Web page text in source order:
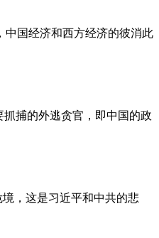
中国经济和西方经济的彼消此
捕的外逃贪官，即中国的政
，这是习近平和中共的悲